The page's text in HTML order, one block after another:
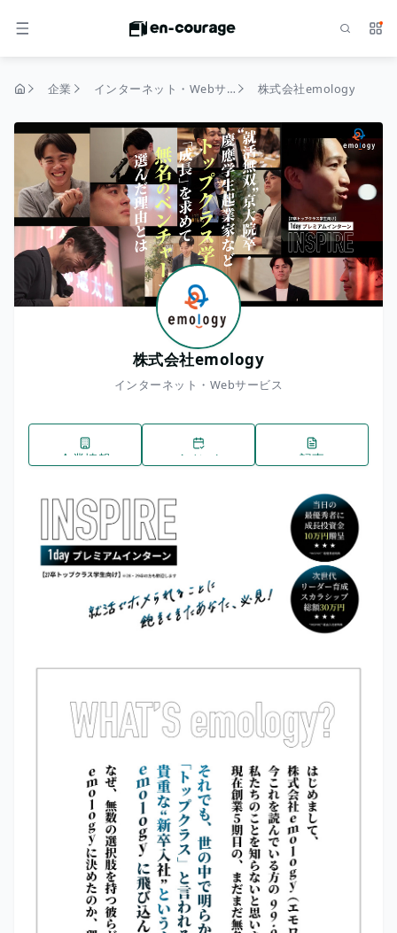
メニュー サ
企業 インターネット・Webサービス 株式会社emology
株式会社emology
インターネット・Webサービス
企業情報 イベント 記事